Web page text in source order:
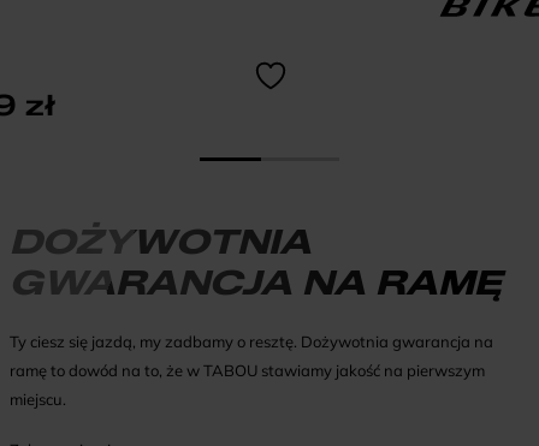
zł
DOŻYWOTNIA
GWARANCJA NA RAMĘ
Ty ciesz się jazdą, my zadbamy o resztę. Dożywotnia gwarancja na
ramę to dowód na to, że w TABOU stawiamy jakość na pierwszym
miejscu.